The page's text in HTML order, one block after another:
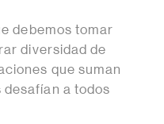
debemos tomar
diversidad de
que suman
desafían a todos